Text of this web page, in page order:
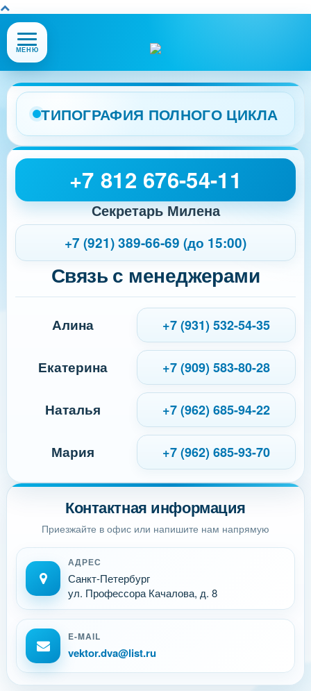
Открыть
или
меню
сайта
МЕНЮ
ТИПОГРАФИЯ ПОЛНОГО ЦИКЛА
Контактная информация
Приезжайте в офис или напишите нам напрямую
АДРЕС
Санкт-Петербург
ул. Профессора Качалова, д. 8
E-MAIL
vektor.dva@list.ru
+7 812 676-54-11
Секретарь Милена
+7 (921) 389-66-69 (до 15:00)
Связь с менеджерами
Алина +7 (931) 532-54-35
Екатерина +7 (909) 583-80-28
Наталья +7 (962) 685-94-22
Мария +7 (962) 685-93-70